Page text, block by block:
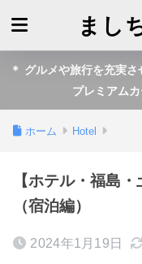
まし
＊ グルメや旅行を充実
プレミアム
ホーム Hotel
【ホテル・福島
（宿泊編）
2024年1月19日